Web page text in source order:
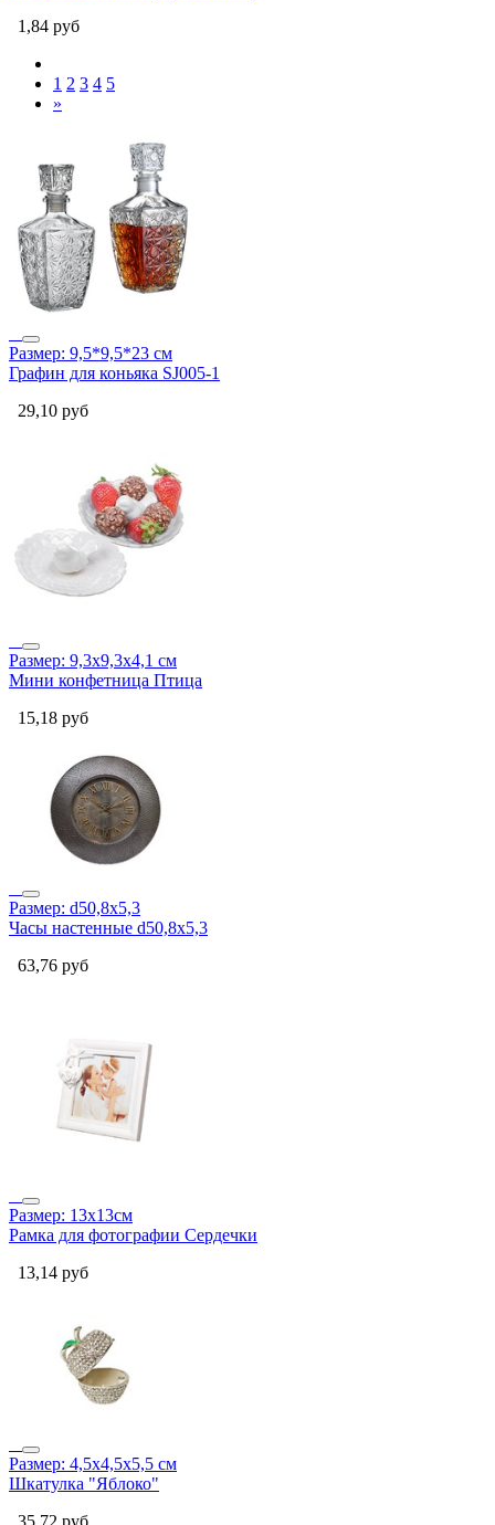
1,84 руб
1 2 3 4 5
»
Размер: 9,5*9,5*23 см
Графин для коньяка SJ005-1
29,10 руб
Размер: 9,3х9,3х4,1 см
Мини конфетница Птица
15,18 руб
Размер: d50,8х5,3
Часы настенные d50,8х5,3
63,76 руб
Размер: 13x13см
Рамка для фотографии Сердечки
13,14 руб
Размер: 4,5х4,5х5,5 см
Шкатулка "Яблоко"
35,72 руб